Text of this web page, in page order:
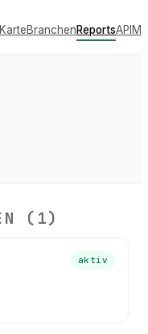
KarteBranchenReportsAPI
( 1)
aktiv